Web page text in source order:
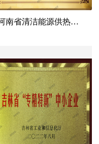
河南省清洁能源供热协会优秀会员单位 2021年度